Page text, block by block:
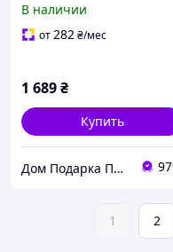
В наличии
от282₴/мес
1 689₴
Купить
Дом Подарка Позитив
1 2